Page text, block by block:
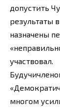
допустить
результаты
назначены
участвовал.
многом